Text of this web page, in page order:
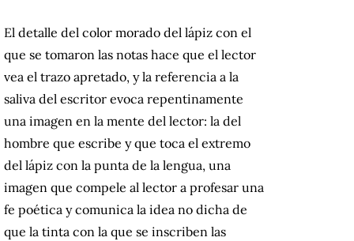
El detalle del color morado del lápiz con el
que se tomaron las notas hace que el lector
vea el trazo apretado, y la referencia a la
saliva del escritor evoca repentinamente
una imagen en la mente del lector: la del
hombre que escribe y que toca el extremo
del lápiz con la punta de la lengua, una
imagen que compele al lector a profesar una
fe poética y comunica la idea no dicha de
que la tinta con la que se inscriben las